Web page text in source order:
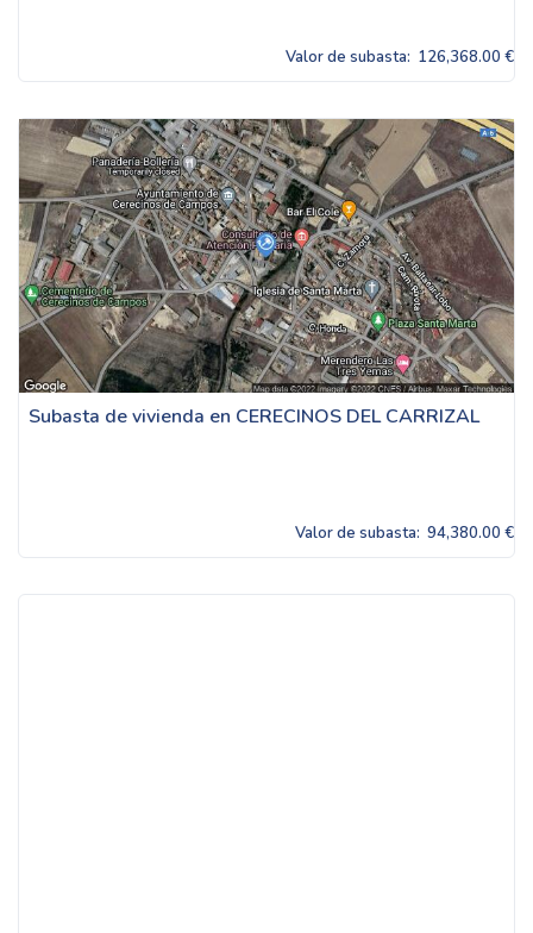
Valor de subasta: 126,368.00 €
Subasta de vivienda en CERECINOS DEL CARRIZAL
Valor de subasta: 94,380.00 €